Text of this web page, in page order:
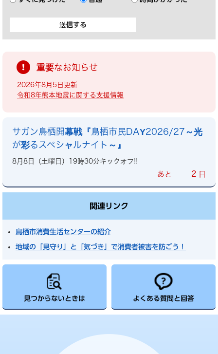
重要なお知らせ
2026年8月5日更新
令和8年熊本地震に関する支援情報
サガン鳥栖開幕戦『鳥栖市民DAY2026/27～光
が彩るスペシャルナイト～』
8月8日（土曜日）19時30分キックオフ!!
あと 2 日
関連リンク
鳥栖市消費生活センターの紹介
地域の「見守り」と「気づき」で消費者被害を防ごう！
見つからないときは よくある質問と回答